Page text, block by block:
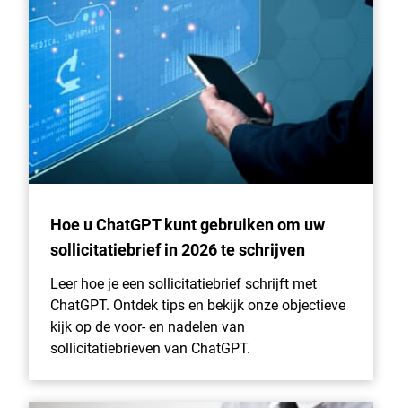
Hoe u ChatGPT kunt gebruiken om uw
sollicitatiebrief in 2026 te schrijven
Leer hoe je een sollicitatiebrief schrijft met
ChatGPT. Ontdek tips en bekijk onze objectieve
kijk op de voor- en nadelen van
sollicitatiebrieven van ChatGPT.